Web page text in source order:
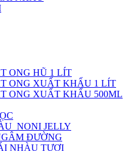
ONG HŨ 1 LÍT
ONG XUẤT KHẨU 1 LÍT
ONG XUẤT KHẨU 500ML
JELLY
ĐƯỜNG
NHÀU TƯƠI